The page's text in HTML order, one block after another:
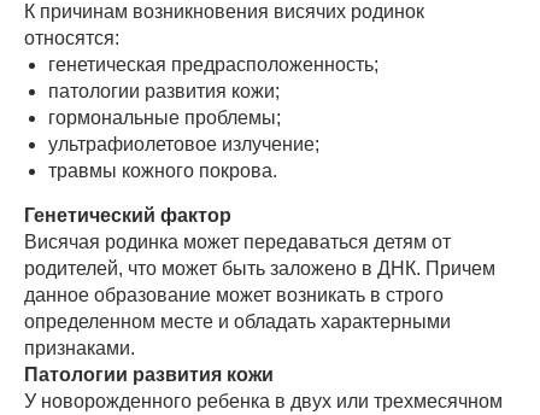
К причинам возникновения висячих родинок
относятся:
генетическая предрасположенность;
патологии развития кожи;
гормональные проблемы;
ультрафиолетовое излучение;
травмы кожного покрова.
Генетический фактор
Висячая родинка может передаваться детям от
родителей, что может быть заложено в ДНК. Причем
данное образование может возникать в строго
определенном месте и обладать характерными
признаками.
Патологии развития кожи
У новорожденного ребенка в двух или трехмесячном